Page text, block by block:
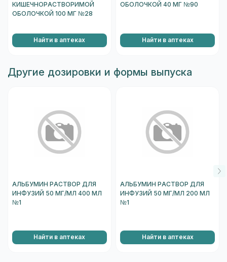
КИШЕЧНОРАСТВОРИМОЙ
ОБОЛОЧКОЙ 100 МГ №28
Найти в аптеках
ОБОЛОЧКОЙ 40 МГ №90
Найти в аптеках
Другие дозировки и формы выпуска
АЛЬБУМИН РАСТВОР ДЛЯ
ИНФУЗИЙ 50 МГ/МЛ 400 МЛ
№1
Найти в аптеках
АЛЬБУМИН РАСТВОР ДЛЯ
ИНФУЗИЙ 50 МГ/МЛ 200 МЛ
№1
Найти в аптеках